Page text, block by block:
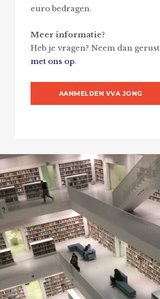
euro bedragen.
Meer informatie?
Heb je vragen? Neem dan gerust
met ons op.
AANMELDEN VVA JONG